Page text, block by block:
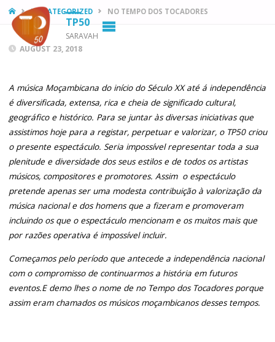
TP50
SARAVAH
HOMEUNCATEGORIZED NO TEMPO DOS TOCADORES
AUGUST 23, 2018
A música Moçambicana do início do Século XX até á independência
é diversificada, extensa, rica e cheia de significado cultural,
geográfico e histórico. Para se juntar às diversas iniciativas que
assistimos hoje para a registar, perpetuar e valorizar, o TP50 criou
o presente espectáculo. Seria impossível representar toda a sua
plenitude e diversidade dos seus estilos e de todos os artistas
músicos, compositores e promotores. Assim o espectáculo
pretende apenas ser uma modesta contribuição à valorização da
música nacional e dos homens que a fizeram e promoveram
incluindo os que o espectáculo mencionam e os muitos mais que
por razões operativa é impossível incluir.
Começamos pelo período que antecede a independência nacional
com o compromisso de continuarmos a história em futuros
eventos.E demo lhes o nome de no Tempo dos Tocadores porque
assim eram chamados os músicos moçambicanos desses tempos.